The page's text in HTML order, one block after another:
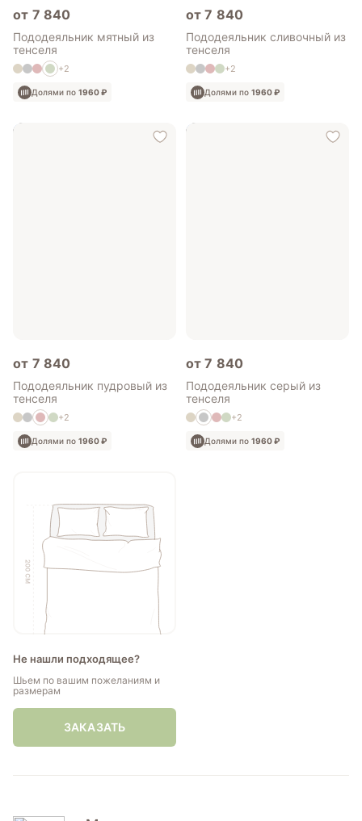
от 7 840
Пододеяльник мятный из
тенселя
+2
Долями по1960 ₽
от 7 840
Пододеяльник сливочный из
тенселя
+2
Долями по 1960 ₽
от 7 840
Пододеяльник пудровый из
тенселя
+2
Долями по1960 ₽
от 7 840
Пододеяльник серый из
тенселя
+2
Долями по 1960 ₽
Не нашли подходящее?
Шьем по вашим пожеланиям и
размерам
ЗАКАЗАТЬ